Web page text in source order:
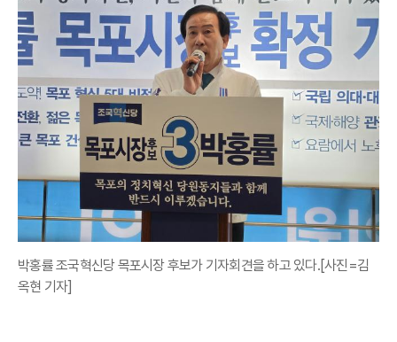
박홍률 조국혁신당 목포시장 후보가 기자회견을 하고 있다.[사진=김
옥현 기자]